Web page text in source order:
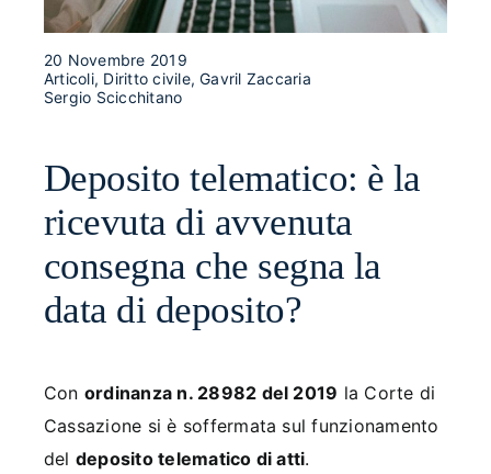
20 Novembre 2019
Articoli, Diritto civile, Gavril Zaccaria
Sergio Scicchitano
Deposito telematico: è la
ricevuta di avvenuta
consegna che segna la
data di deposito?
Con ordinanza n. 28982 del 2019 la Corte di
Cassazione si è soffermata sul funzionamento
del deposito telematico di atti.